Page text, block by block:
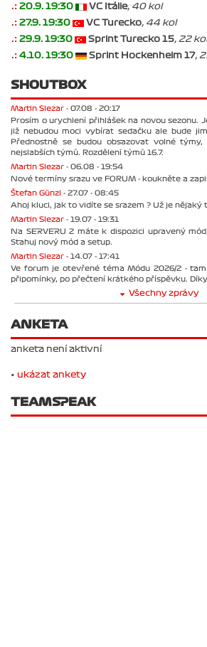
.: 20.9. 19:30 VC Itálie, 40 kol
.: 27.9. 19:30 VC Turecko, 44 kol
.: 29.9. 19:30 Sprint Turecko 15, 22 kol
.: 4.10. 19:30 Sprint Hockenheim 17,
SHOUTBOX
Martin Slezar - 07.08 - 20:17
Prosím o urychlení přihlášek na novou sezonu.
již nebudou moci vybírat sedačku ale bude
Přednostně se budou obsazovat volné
nejslabších týmů. Rozdělení týmů 16.7.
Martin Slezar - 06.08 - 19:54
Nové termíny srazu ve FORUM - koukněte a
Štefan Günzl - 27.07 - 08:45
Ahoj kluci, jak to vidíte se srazem ? Už je nějaký
Martin Slezar - 19.07 - 19:31
Na SERVERU 2 máte k dispozici upravený
Stahuj nový mód a setup.
Martin Slezar - 14.07 - 17:41
Ve forum je otevřené téma Módu 2026/2 -
připomínky, po přečtení krátkého příspěvku. Díky
Všechny zprávy
ANKETA
anketa není aktivní
• ukázat ankety
TEAMSPEAK